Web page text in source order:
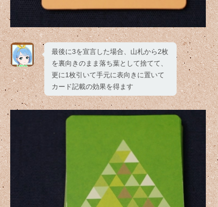
最後に3を宣言した場合、山札から2枚
を裏向きのまま落ち葉として捨てて、
更に1枚引いて手元に表向きに置いて
カード記載の効果を得ます